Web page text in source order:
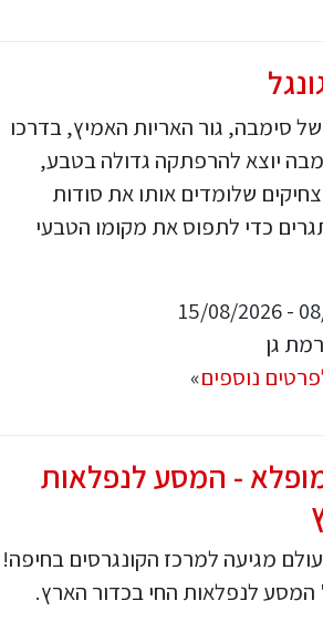
סימבה, גור האריות האמיץ, בדרכו
יוצא להרפתקה גדולה בטבע,
שלומדים אותו את סודות
כדי לתפוס את מקומו הטבעי
גן
נוספים»
- המסע לנפלאות
מגיעה למרכז הקונגרסים בחיפה!
לנפלאות החי בכדור הארץ.